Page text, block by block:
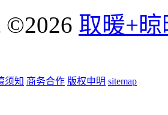
©2026 取暖+
须知 商务合作 版权申明 sitemap